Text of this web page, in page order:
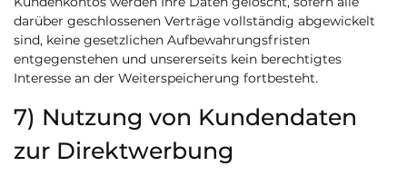
darüber geschlossenen Verträge vollständig abgewickelt
sind, keine gesetzlichen Aufbewahrungsfristen
entgegenstehen und unsererseits kein berechtigtes
Interesse an der Weiterspeicherung fortbesteht.
7) Nutzung von Kundendaten
zur Direktwerbung